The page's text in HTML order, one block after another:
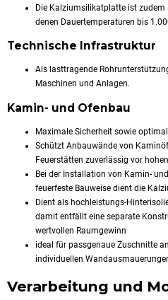
Die Kalziumsilikatplatte ist zudem
denen Dauertemperaturen bis
Technische Infrastruktur
Als lasttragende
Maschinen und Anlagen.
Kamin- und Ofenbau
Maximale Sicherheit sowie
Schützt Anbauwände von
Feuerstätten zuverlässig vor
Bei der Installation von Kamin-
feuerfeste Bauweise dient die
Dient als hochleistungs-
damit entfällt eine separate
wertvollen Raumgewinn
ideal für passgenaue Zuschnitte
individuellen
Verarbeitung und